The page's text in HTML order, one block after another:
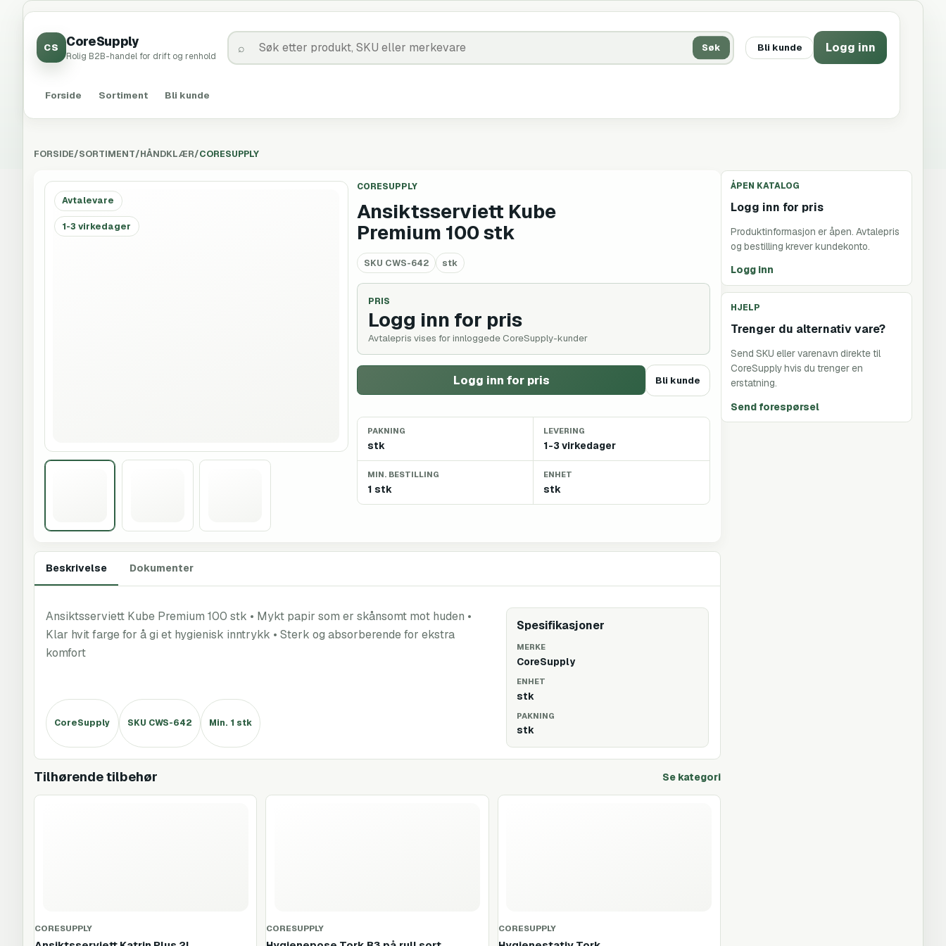
CS CoreSupply
Rolig B2B-handel for drift og renhold
Søk Bli kunde Logg inn
Forside Sortiment Bli kunde
FORSIDE/SORTIMENT/HÅNDKLÆR/CORESUPPLY
Avtalevare
1-3 virkedager
CORESUPPLY
Ansiktsserviett Kube
Premium 100 stk
SKU CWS-642 stk
PRIS
Logg inn for pris
Avtalepris vises for innloggede CoreSupply-kunder
Logg inn for pris Bli kunde
PAKNING
stk
LEVERING
1-3 virkedager
MIN. BESTILLING
1 stk
ENHET
stk
Beskrivelse Dokumenter
Ansiktsserviett Kube Premium 100 stk • Mykt papir som er skånsomt mot huden •
Klar hvit farge for å gi et hygienisk inntrykk • Sterk og absorberende for ekstra
komfort
CoreSupply SKU CWS-642 Min. 1 stk
Spesifikasjoner
MERKE
CoreSupply
ENHET
stk
PAKNING
stk
Tilhørende tilbehør Se kategori
CORESUPPLY CORESUPPLY CORESUPPLY
ÅPEN KATALOG
Logg inn for pris
Produktinformasjon er åpen. Avtalepris
og bestilling krever kundekonto.
Logg inn
HJELP
Trenger du alternativ vare?
Send SKU eller varenavn direkte til
CoreSupply hvis du trenger en
erstatning.
Send forespørsel